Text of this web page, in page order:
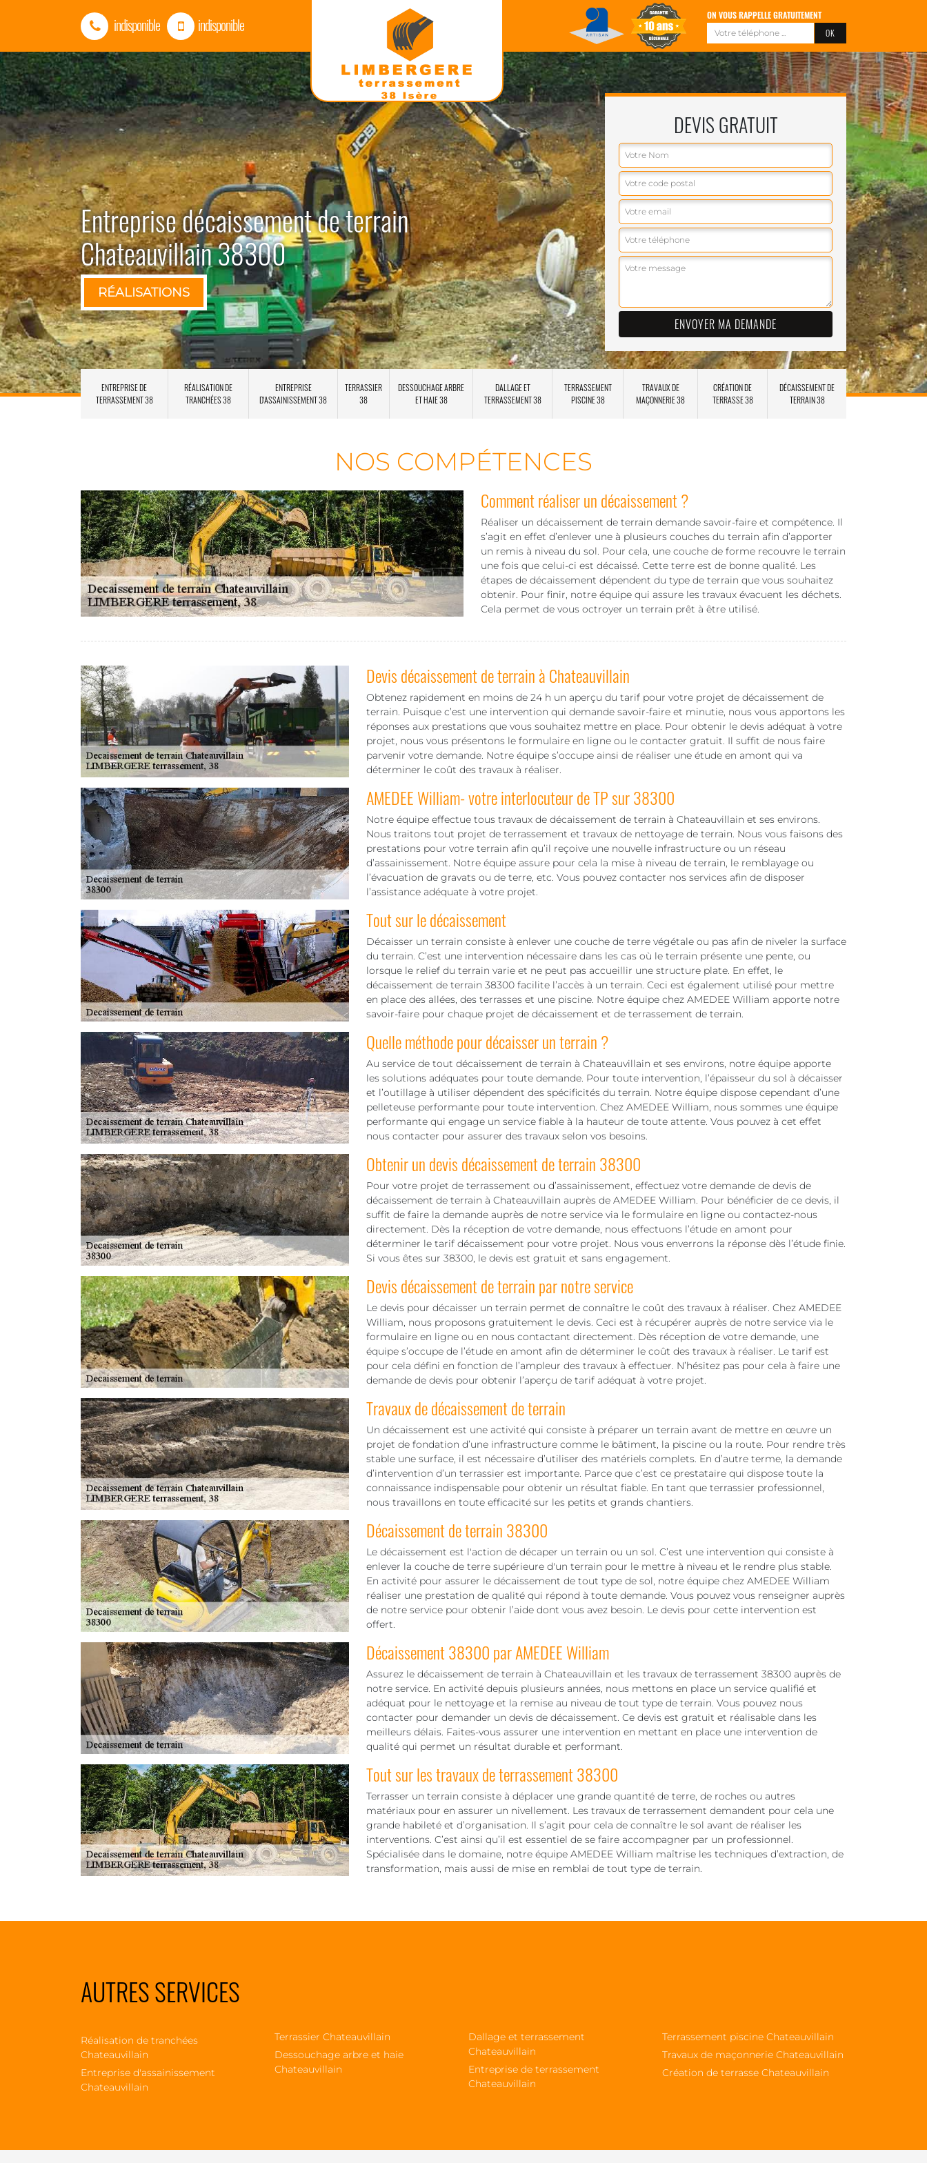
indisponible indisponible ON VOUS RAPPELLE GRATUITEMENT
Entreprise décaissement de terrain
Chateauvillain 38300
RÉALISATIONS
DEVIS GRATUIT
ENTREPRISE DE
TERRASSEMENT 38
RÉALISATION DE
TRANCHÉES 38
ENTREPRISE
D'ASSAINISSEMENT 38
TERRASSIER
38
DESSOUCHAGE ARBRE
ET HAIE 38
DALLAGE ET
TERRASSEMENT 38
TERRASSEMENT
PISCINE 38
TRAVAUX DE
MAÇONNERIE 38
CRÉATION DE
TERRASSE 38
DÉCAISSEMENT DE
TERRAIN 38
NOS COMPÉTENCES
Comment réaliser un décaissement ?
Réaliser un décaissement de terrain demande savoir-faire et compétence. Il
s’agit en effet d’enlever une à plusieurs couches du terrain afin d’apporter
un remis à niveau du sol. Pour cela, une couche de forme recouvre le terrain
une fois que celui-ci est décaissé. Cette terre est de bonne qualité. Les
étapes de décaissement dépendent du type de terrain que vous souhaitez
obtenir. Pour finir, notre équipe qui assure les travaux évacuent les déchets.
Cela permet de vous octroyer un terrain prêt à être utilisé.
Devis décaissement de terrain à Chateauvillain
Obtenez rapidement en moins de 24 h un aperçu du tarif pour votre projet de décaissement de
terrain. Puisque c’est une intervention qui demande savoir-faire et minutie, nous vous apportons les
réponses aux prestations que vous souhaitez mettre en place. Pour obtenir le devis adéquat à votre
projet, nous vous présentons le formulaire en ligne ou le contacter gratuit. Il suffit de nous faire
parvenir votre demande. Notre équipe s’occupe ainsi de réaliser une étude en amont qui va
déterminer le coût des travaux à réaliser.
AMEDEE William- votre interlocuteur de TP sur 38300
Notre équipe effectue tous travaux de décaissement de terrain à Chateauvillain et ses environs.
Nous traitons tout projet de terrassement et travaux de nettoyage de terrain. Nous vous faisons des
prestations pour votre terrain afin qu’il reçoive une nouvelle infrastructure ou un réseau
d’assainissement. Notre équipe assure pour cela la mise à niveau de terrain, le remblayage ou
l’évacuation de gravats ou de terre, etc. Vous pouvez contacter nos services afin de disposer
l’assistance adéquate à votre projet.
Tout sur le décaissement
Décaisser un terrain consiste à enlever une couche de terre végétale ou pas afin de niveler la surface
du terrain. C’est une intervention nécessaire dans les cas où le terrain présente une pente, ou
lorsque le relief du terrain varie et ne peut pas accueillir une structure plate. En effet, le
décaissement de terrain 38300 facilite l’accès à un terrain. Ceci est également utilisé pour mettre
en place des allées, des terrasses et une piscine. Notre équipe chez AMEDEE William apporte notre
savoir-faire pour chaque projet de décaissement et de terrassement de terrain.
Quelle méthode pour décaisser un terrain ?
Au service de tout décaissement de terrain à Chateauvillain et ses environs, notre équipe apporte
les solutions adéquates pour toute demande. Pour toute intervention, l’épaisseur du sol à décaisser
et l’outillage à utiliser dépendent des spécificités du terrain. Notre équipe dispose cependant d’une
pelleteuse performante pour toute intervention. Chez AMEDEE William, nous sommes une équipe
performante qui engage un service fiable à la hauteur de toute attente. Vous pouvez à cet effet
nous contacter pour assurer des travaux selon vos besoins.
Obtenir un devis décaissement de terrain 38300
Pour votre projet de terrassement ou d’assainissement, effectuez votre demande de devis de
décaissement de terrain à Chateauvillain auprès de AMEDEE William. Pour bénéficier de ce devis, il
suffit de faire la demande auprès de notre service via le formulaire en ligne ou contactez-nous
directement. Dès la réception de votre demande, nous effectuons l’étude en amont pour
déterminer le tarif décaissement pour votre projet. Nous vous enverrons la réponse dès l’étude finie.
Si vous êtes sur 38300, le devis est gratuit et sans engagement.
Devis décaissement de terrain par notre service
Le devis pour décaisser un terrain permet de connaître le coût des travaux à réaliser. Chez AMEDEE
William, nous proposons gratuitement le devis. Ceci est à récupérer auprès de notre service via le
formulaire en ligne ou en nous contactant directement. Dès réception de votre demande, une
équipe s’occupe de l’étude en amont afin de déterminer le coût des travaux à réaliser. Le tarif est
pour cela défini en fonction de l’ampleur des travaux à effectuer. N’hésitez pas pour cela à faire une
demande de devis pour obtenir l’aperçu de tarif adéquat à votre projet.
Travaux de décaissement de terrain
Un décaissement est une activité qui consiste à préparer un terrain avant de mettre en œuvre un
projet de fondation d’une infrastructure comme le bâtiment, la piscine ou la route. Pour rendre très
stable une surface, il est nécessaire d’utiliser des matériels complets. En d’autre terme, la demande
d’intervention d’un terrassier est importante. Parce que c’est ce prestataire qui dispose toute la
connaissance indispensable pour obtenir un résultat fiable. En tant que terrassier professionnel,
nous travaillons en toute efficacité sur les petits et grands chantiers.
Décaissement de terrain 38300
Le décaissement est l'action de décaper un terrain ou un sol. C’est une intervention qui consiste à
enlever la couche de terre supérieure d'un terrain pour le mettre à niveau et le rendre plus stable.
En activité pour assurer le décaissement de tout type de sol, notre équipe chez AMEDEE William
réaliser une prestation de qualité qui répond à toute demande. Vous pouvez vous renseigner auprès
de notre service pour obtenir l’aide dont vous avez besoin. Le devis pour cette intervention est
offert.
Décaissement 38300 par AMEDEE William
Assurez le décaissement de terrain à Chateauvillain et les travaux de terrassement 38300 auprès de
notre service. En activité depuis plusieurs années, nous mettons en place un service qualifié et
adéquat pour le nettoyage et la remise au niveau de tout type de terrain. Vous pouvez nous
contacter pour demander un devis de décaissement. Ce devis est gratuit et réalisable dans les
meilleurs délais. Faites-vous assurer une intervention en mettant en place une intervention de
qualité qui permet un résultat durable et performant.
Tout sur les travaux de terrassement 38300
Terrasser un terrain consiste à déplacer une grande quantité de terre, de roches ou autres
matériaux pour en assurer un nivellement. Les travaux de terrassement demandent pour cela une
grande habileté et d’organisation. Il s’agit pour cela de connaître le sol avant de réaliser les
interventions. C’est ainsi qu’il est essentiel de se faire accompagner par un professionnel.
Spécialisée dans le domaine, notre équipe AMEDEE William maîtrise les techniques d’extraction, de
transformation, mais aussi de mise en remblai de tout type de terrain.
AUTRES SERVICES
Réalisation de tranchées
Chateauvillain
Entreprise d'assainissement
Chateauvillain
Terrassier Chateauvillain
Dessouchage arbre et haie
Chateauvillain
Dallage et terrassement
Chateauvillain
Entreprise de terrassement
Chateauvillain
Terrassement piscine Chateauvillain
Travaux de maçonnerie Chateauvillain
Création de terrasse Chateauvillain